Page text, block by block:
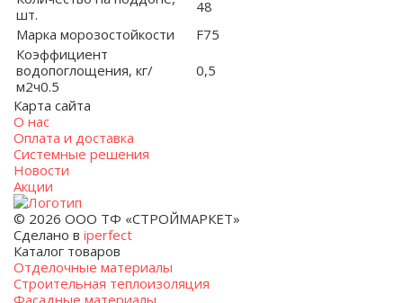
шт.
48
Марка морозостойкости
F75
Коэффициент
водопоглощения, кг/
м2ч0.5
0,5
Карта сайта
О нас
Оплата и доставка
Системные решения
Новости
Акции
© 2026 ООО ТФ «СТРОЙМАРКЕТ»
Сделано в iperfect
Каталог товаров
Отделочные материалы
Строительная теплоизоляция